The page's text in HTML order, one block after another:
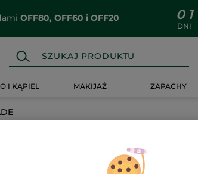
OFF80, OFF60 i OFF20 0 1
DNI
I KĄPIEL MAKIJAŻ ZAPACHY